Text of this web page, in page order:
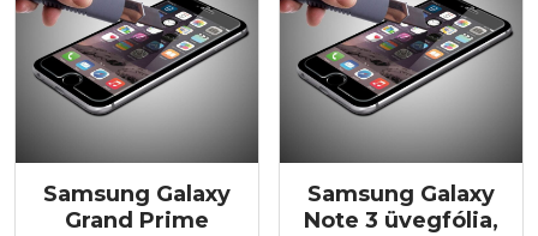
Samsung Galaxy
Grand Prime
Samsung Galaxy
Note 3 üvegfólia,